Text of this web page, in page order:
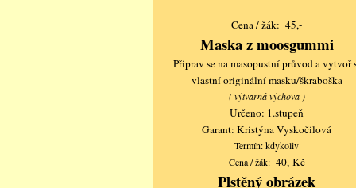
Cena / žák: 45,-
Maska z moosgummi
Připrav se na masopustní průvod a vytvoř
vlastní originální masku/škraboška
( výtvarná výchova )
Určeno: 1.stupeň
Garant: Kristýna Vyskočilová
Termín: kdykoliv
Cena / žák: 40,-Kč
Plstěný obrázek